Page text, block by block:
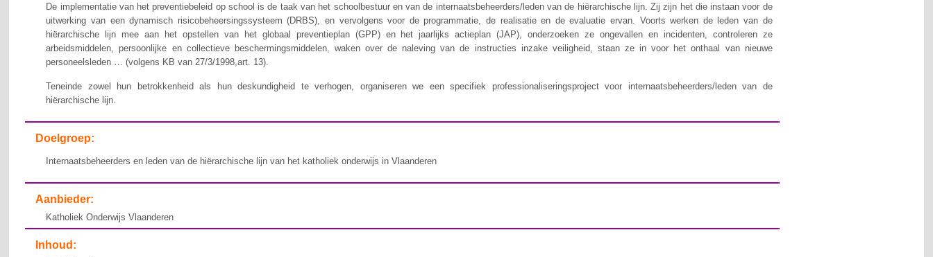
De implementatie van het preventiebeleid op school is de taak van het schoolbestuur en van de internaatsbeheerders/leden van de hiërarchische lijn. Zij zijn het die instaan voor de
uitwerking van een dynamisch risicobeheersingssysteem (DRBS), en vervolgens voor de programmatie, de realisatie en de evaluatie ervan. Voorts werken de leden van de
hiërarchische lijn mee aan het opstellen van het globaal preventieplan (GPP) en het jaarlijks actieplan (JAP), onderzoeken ze ongevallen en incidenten, controleren ze
arbeidsmiddelen, persoonlijke en collectieve beschermingsmiddelen, waken over de naleving van de instructies inzake veiligheid, staan ze in voor het onthaal van nieuwe
personeelsleden … (volgens KB van 27/3/1998,art. 13).
Teneinde zowel hun betrokkenheid als hun deskundigheid te verhogen, organiseren we een specifiek professionaliseringsproject voor internaatsbeheerders/leden van de
hiërarchische lijn.
Doelgroep:
Internaatsbeheerders en leden van de hiërarchische lijn van het katholiek onderwijs in Vlaanderen
Aanbieder:
Katholiek Onderwijs Vlaanderen
Inhoud: